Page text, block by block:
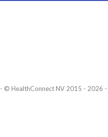
- © HealthConnect NV 2015 - 2026 -